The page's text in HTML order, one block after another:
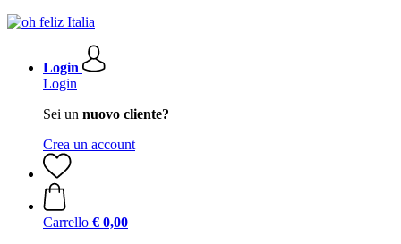
Login
Login
Sei un nuovo cliente?
Crea un account
Carrello € 0,00